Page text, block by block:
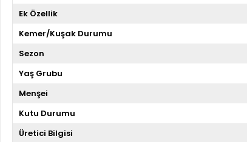
Ek Özellik
Kemer/Kuşak Durumu
Sezon
Yaş Grubu
Menşei
Kutu Durumu
Üretici Bilgisi